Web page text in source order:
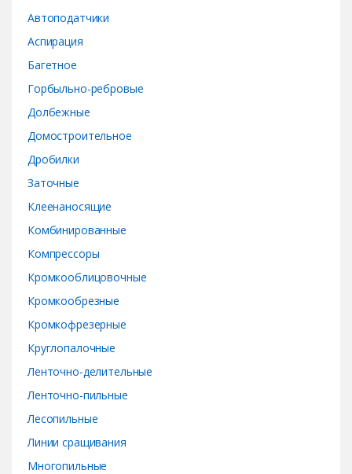
Автоподатчики
Аспирация
Багетное
Горбыльно-ребровые
Долбежные
Домостроительное
Дробилки
Заточные
Клеенаносящие
Комбинированные
Компрессоры
Кромкооблицовочные
Кромкообрезные
Кромкофрезерные
Круглопалочные
Ленточно-делительные
Ленточно-пильные
Лесопильные
Линии сращивания
Многопильные